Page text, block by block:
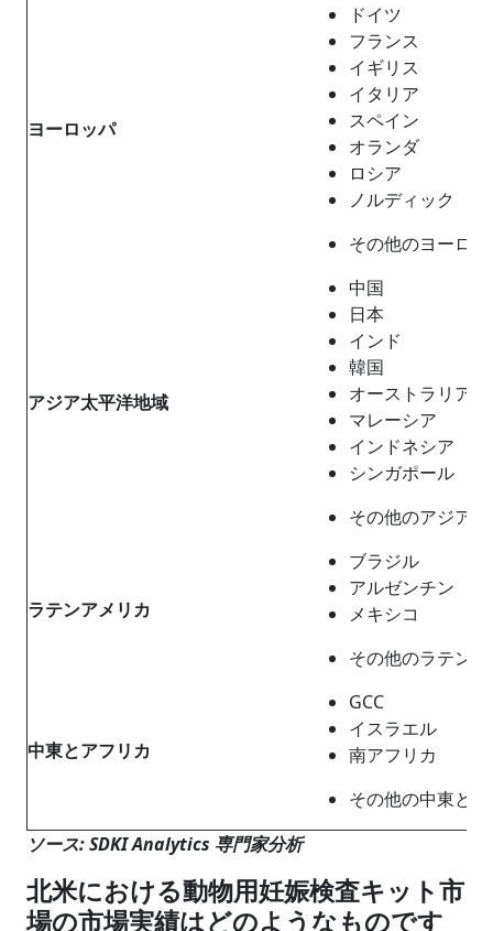
ヨーロッパ
ドイツ
フランス
イギリス
イタリア
スペイン
オランダ
ロシア
ノルディック
その他のヨーロ
アジア太平洋地域
中国
日本
インド
韓国
オーストラリア
マレーシア
インドネシア
シンガポール
その他のアジア
ラテンアメリカ
ブラジル
アルゼンチン
メキシコ
その他のラテン
中東とアフリカ
GCC
イスラエル
南アフリカ
その他の中東と
ソース: SDKI Analytics 専門家分析
北米における動物用妊娠検査キット市
場の市場実績はどのようなものです